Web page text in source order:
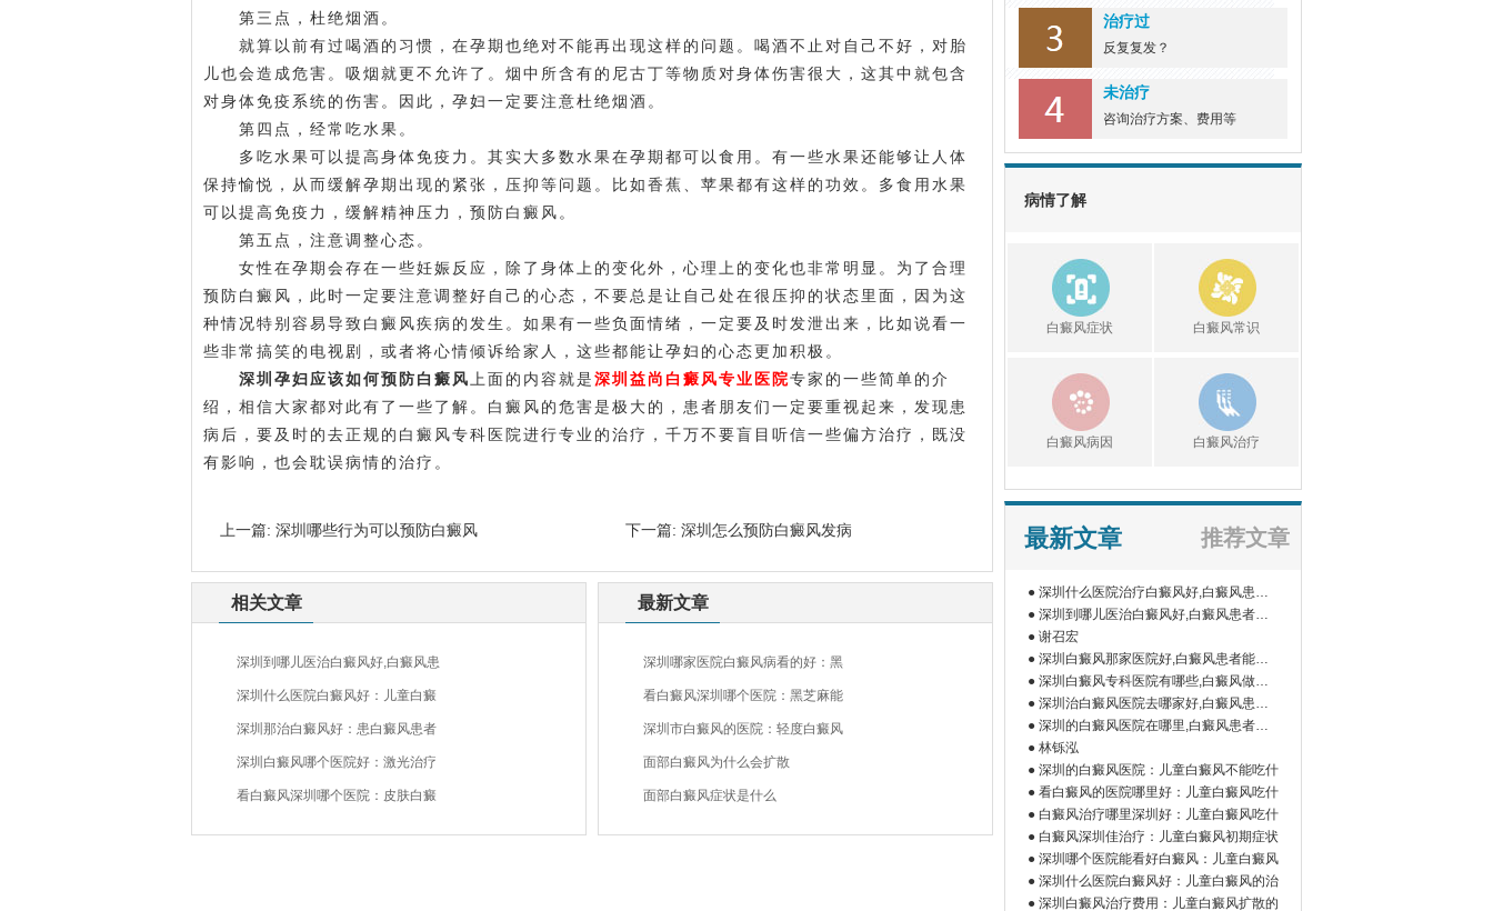
第三点，杜绝烟酒。
就算以前有过喝酒的习惯，在孕期也绝对不能再出现这样的问题。喝酒不止对自己不好，对胎
儿也会造成危害。吸烟就更不允许了。烟中所含有的尼古丁等物质对身体伤害很大，这其中就包含
对身体免疫系统的伤害。因此，孕妇一定要注意杜绝烟酒。
第四点，经常吃水果。
多吃水果可以提高身体免疫力。其实大多数水果在孕期都可以食用。有一些水果还能够让人体
保持愉悦，从而缓解孕期出现的紧张，压抑等问题。比如香蕉、苹果都有这样的功效。多食用水果
可以提高免疫力，缓解精神压力，预防白癜风。
第五点，注意调整心态。
女性在孕期会存在一些妊娠反应，除了身体上的变化外，心理上的变化也非常明显。为了合理
预防白癜风，此时一定要注意调整好自己的心态，不要总是让自己处在很压抑的状态里面，因为这
种情况特别容易导致白癜风疾病的发生。如果有一些负面情绪，一定要及时发泄出来，比如说看一
些非常搞笑的电视剧，或者将心情倾诉给家人，这些都能让孕妇的心态更加积极。
深圳孕妇应该如何预防白癜风 上面的内容就是深圳益尚白癜风专业医院专家的一些简单的介
绍，相信大家都对此有了一些了解。白癜风的危害是极大的，患者朋友们一定要重视起来，发现患
病后，要及时的去正规的白癜风专科医院进行专业的治疗，千万不要盲目听信一些偏方治疗，既没
有影响，也会耽误病情的治疗。
上一篇: 深圳哪些行为可以预防白癜风 下一篇: 深圳怎么预防白癜风发病
相关文章
深圳到哪儿医治白癜风好,白癜风患
深圳什么医院白癜风好：儿童白癜
深圳那治白癜风好：患白癜风患者
深圳白癜风哪个医院好：激光治疗
看白癜风深圳哪个医院：皮肤白癜
最新文章
深圳哪家医院白癜风病看的好：黑
看白癜风深圳哪个医院：黑芝麻能
深圳市白癜风的医院：轻度白癜风
面部白癜风为什么会扩散
面部白癜风症状是什么
治疗过
反复复发？
未治疗
咨询治疗方案、费用等
病情了解
白癜风症状 白癜风常识
白癜风病因 白癜风治疗
最新文章 推荐文章
● 深圳什么医院治疗白癜风好,白癜风患者
如
● 深圳到哪儿医治白癜风好,白癜风患者为
什● 谢召宏
● 深圳白癜风那家医院好,白癜风患者能吃
橘
● 深圳白癜风专科医院有哪些,白癜风做伍
德
● 深圳治白癜风医院去哪家好,白癜风患者
为
● 深圳的白癜风医院在哪里,白癜风患者做
微● 林铄泓
● 深圳的白癜风医院：儿童白癜风不能吃什
● 看白癜风的医院哪里好：儿童白癜风吃什
● 白癜风治疗哪里深圳好：儿童白癜风吃什
● 白癜风深圳佳治疗：儿童白癜风初期症状
● 深圳哪个医院能看好白癜风：儿童白癜风
● 深圳什么医院白癜风好：儿童白癜风的治
● 深圳白癜风治疗费用：儿童白癜风扩散的